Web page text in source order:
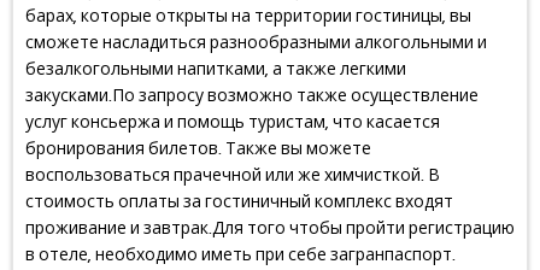
барах, которые открыты на территории гостиницы, вы
сможете насладиться разнообразными алкогольными и
безалкогольными напитками, а также легкими
закусками.По запросу возможно также осуществление
услуг консьержа и помощь туристам, что касается
бронирования билетов. Также вы можете
воспользоваться прачечной или же химчисткой. В
стоимость оплаты за гостиничный комплекс входят
проживание и завтрак.Для того чтобы пройти регистрацию
в отеле, необходимо иметь при себе загранпаспорт.